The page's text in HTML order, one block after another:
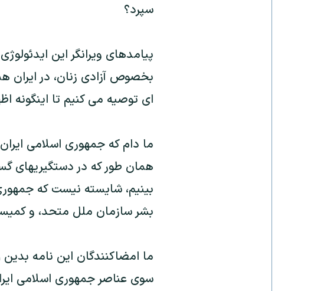
سپرد؟
پيامدهای ويرانگر اين
بخصوص آزادی زنان، در ايران
ای توصيه می کنيم تا اينگونه
ما دام که جمهوری اسلامی
همان طور که در دستگيريهای
بينيم، شايسته نيست که
بشر سازمان ملل متحد، و
ما امضاکنندگان اين نامه
سوی عناصر جمهوری اسلامی